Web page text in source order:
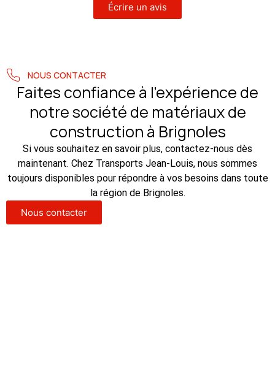
Écrire un avis
NOUS CONTACTER
Faites confiance à l’expérience de
notre société de matériaux de
construction à Brignoles
Si vous souhaitez en savoir plus, contactez-nous dès
maintenant. Chez Transports Jean-Louis, nous sommes
toujours disponibles pour répondre à vos besoins dans toute
la région de Brignoles.
Nous contacter